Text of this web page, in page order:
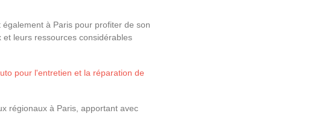
également à Paris pour profiter de son
et leurs ressources considérables
pour l'entretien et la réparation de
régionaux à Paris, apportant avec